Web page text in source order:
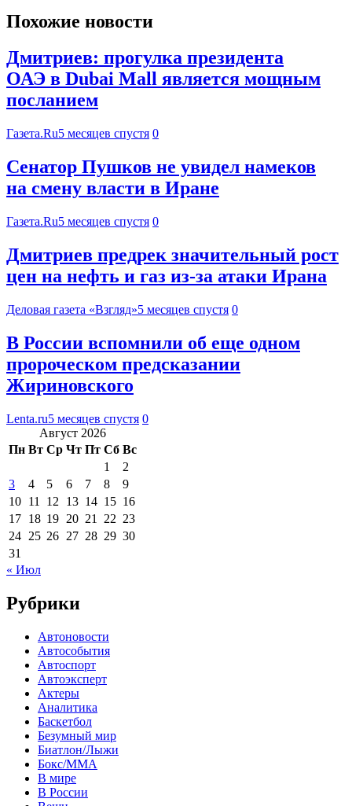
Похожие новости
Дмитриев: прогулка президента
ОАЭ в Dubai Mall является мощным
посланием
Газета.Ru5 месяцев спустя 0
Сенатор Пушков не увидел намеков
на смену власти в Иране
Газета.Ru5 месяцев спустя 0
Дмитриев предрек значительный рост
цен на нефть и газ из-за атаки Ирана
Деловая газета «Взгляд»5 месяцев спустя 0
В России вспомнили об еще одном
пророческом предсказании
Жириновского
Lenta.ru5 месяцев спустя 0
Август 2026
Пн Вт Ср Чт Пт Сб Вс
1
2
3
4 5 6 7 8
9
10 11 12 13 14 15 16
17 18 19 20 21 22 23
24 25 26 27 28 29 30
31
« Июл
Рубрики
Автоновости
Автособытия
Автоспорт
Автоэксперт
Актеры
Аналитика
Баскетбол
Безумный мир
Биатлон/Лыжи
Бокс/MMA
В мире
В России